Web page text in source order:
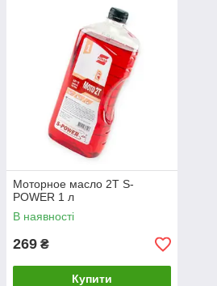
Моторное масло 2T S-
POWER 1 л
В наявності
269 ₴
Купити